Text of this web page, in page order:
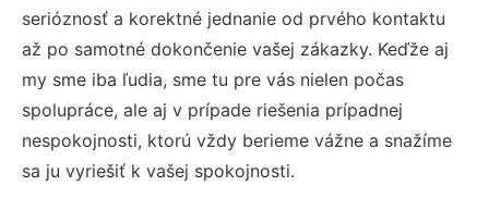
serióznosť a korektné jednanie od prvého kontaktu
až po samotné dokončenie vašej zákazky. Keďže aj
my sme iba ľudia, sme tu pre vás nielen počas
spolupráce, ale aj v prípade riešenia prípadnej
nespokojnosti, ktorú vždy berieme vážne a snažíme
sa ju vyriešiť k vašej spokojnosti.